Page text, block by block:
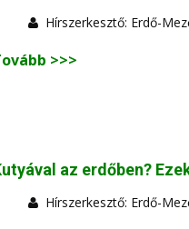
Hírszerkesztő: Erdő-
>>>
az erdőben?
Hírszerkesztő: Erdő-